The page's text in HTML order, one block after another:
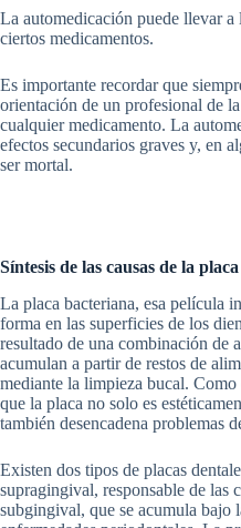
La automedicación puede llevar a
ciertos medicamentos.
Es importante recordar que
orientación de un profesional de
cualquier medicamento. La
efectos secundarios graves y, en
ser mortal.
Síntesis de las causas de la
La placa bacteriana, esa película
forma en las superficies de los
resultado de una combinación de
acumulan a partir de restos de
mediante la limpieza bucal.
que la placa no solo es
también desencadena problemas
Existen dos tipos de placas
supragingival, responsable de las
subgingival, que se acumula bajo